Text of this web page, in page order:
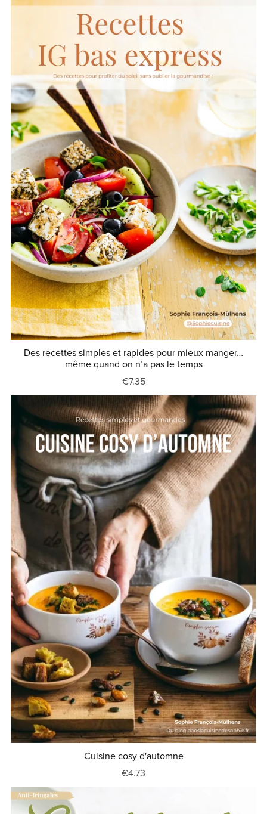
Des recettes simples et rapides pour mieux manger…
même quand on n’a pas le temps
€7.35
Cuisine cosy d'automne
€4.73